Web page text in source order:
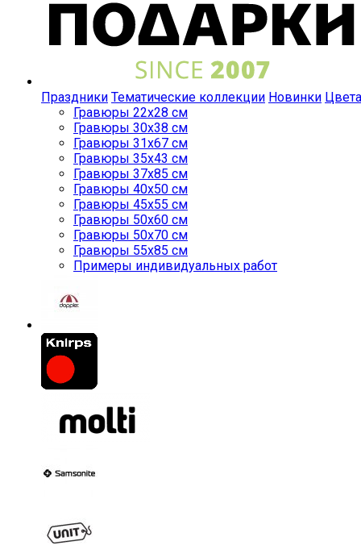
Праздники Тематические коллекции Новинки Цвета
Гравюры 22x28 см
Гравюры 30x38 см
Гравюры 31x67 см
Гравюры 35x43 см
Гравюры 37x85 см
Гравюры 40x50 см
Гравюры 45x55 см
Гравюры 50x60 см
Гравюры 50x70 см
Гравюры 55x85 см
Примеры индивидуальных работ